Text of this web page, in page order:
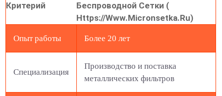
Критерий
Беспроводной Сетки (
Https://www.micronsetka.ru)
Опыт работы Более 20 лет
Специализация
Производство и поставка
металлических фильтров